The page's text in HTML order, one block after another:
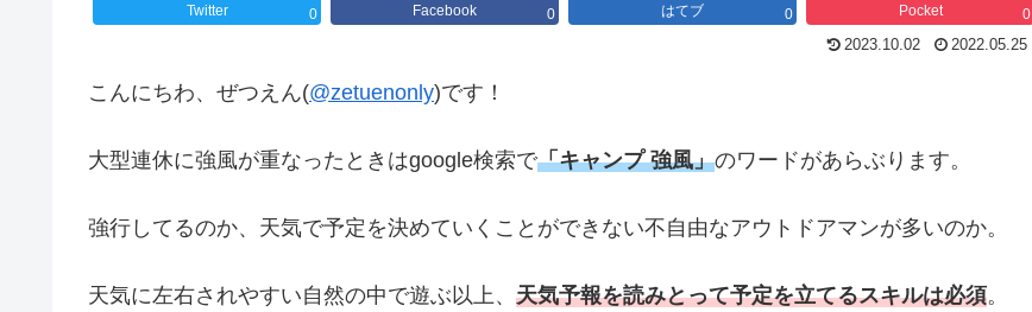
Twitter 0 Facebook 0 はてブ 0 Pocket
0
2023.10.02
2022.05.25
こんにちわ、ぜつえん(@zetuenonly)です！
大型連休に強風が重なったときはgoogle検索で「キャンプ 強風」のワードがあらぶります。
強行してるのか、天気で予定を決めていくことができない不自由なアウトドアマンが多いのか。
天気に左右されやすい自然の中で遊ぶ以上、 天気予報を読みとって予定を立てるスキルは必須。